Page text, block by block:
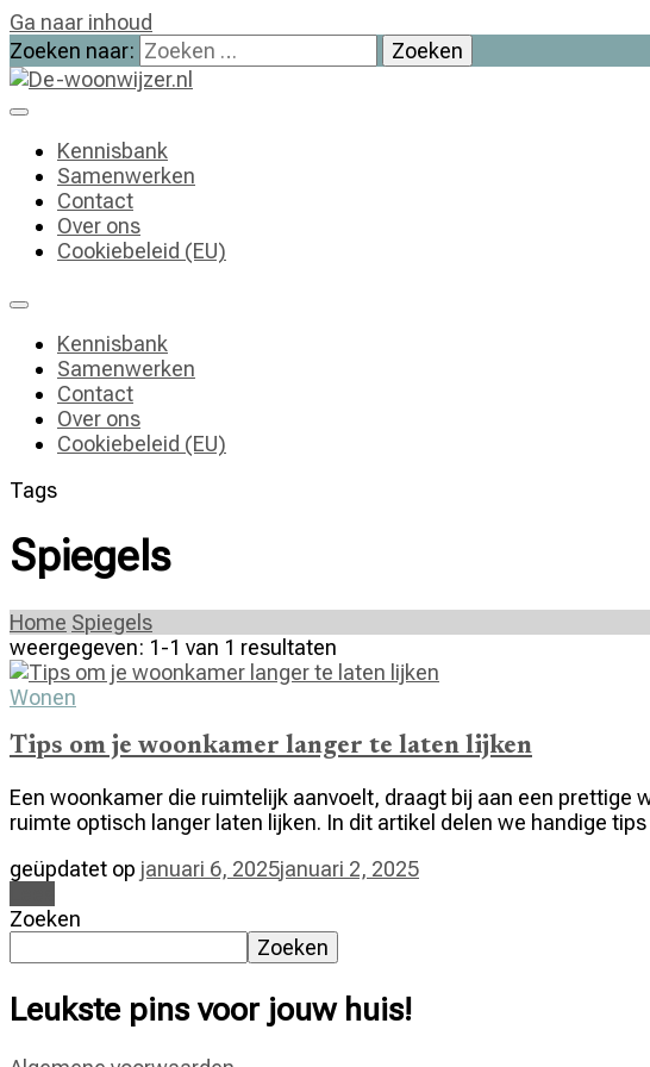
Ga naar inhoud
Zoeken naar:
Kennisbank
Samenwerken
Contact
Over ons
Cookiebeleid (EU)
Kennisbank
Samenwerken
Contact
Over ons
Cookiebeleid (EU)
Tags
Spiegels
Home Spiegels
weergegeven: 1-1 van 1 resultaten
Wonen
Tips om je woonkamer langer te laten lijken
Een woonkamer die ruimtelijk aanvoelt, draagt bij aan een prettige
ruimte optisch langer laten lijken. In dit artikel delen we handige
geüpdatet op januari 6, 2025januari 2, 2025
Zoeken
Zoeken
Leukste pins voor jouw huis!